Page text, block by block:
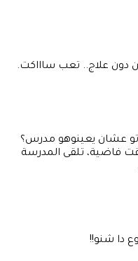
دون علاج.. تعب ساااكت.
عشان يعينوهو مدرس؟
فاضية، تلقى المدرسة
دا شنو!!